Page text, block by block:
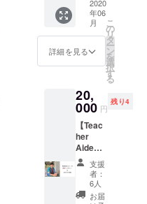
くださ
い。 ※
学生に
参加し
てくだ
けの参
加とな
りま
す。 ※
備考欄
に所属
を書い
て頂け
ると幸
いで
子ども
たち自
身と、
すべて
の人が
と考え
ていま
んな
"Teach
er
Aide"
の想い
を形に
したア
＋記事
執筆】
Teache
r Aide
メン
バーが
zoomで
ビュー
して
Teache
r Aide
Diary
(また
は、共
同代表
じん
ぺー or
2020
年06
月
詳細を見る
こ
の
リ
タ
ー
ン
を
選
択
す
る
20,
000 円
残り4
【Teac
her
Aide代
表じん
ぺーが
直接イ
ンタ
支援
者：
6人
お届